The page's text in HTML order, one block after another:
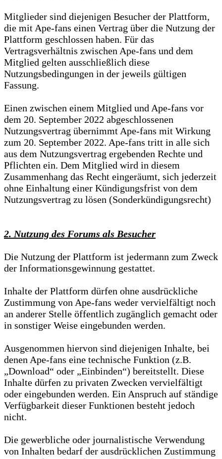
Mitglieder sind diejenigen Besucher der Plattform,
die mit Ape-fans einen Vertrag über die Nutzung der
Plattform geschlossen haben. Für das
Vertragsverhältnis zwischen Ape-fans und dem
Mitglied gelten ausschließlich diese
Nutzungsbedingungen in der jeweils gültigen
Fassung.
Einen zwischen einem Mitglied und Ape-fans vor
dem 20. September 2022 abgeschlossenen
Nutzungsvertrag übernimmt Ape-fans mit Wirkung
zum 20. September 2022. Ape-fans tritt in alle sich
aus dem Nutzungsvertrag ergebenden Rechte und
Pflichten ein. Dem Mitglied wird in diesem
Zusammenhang das Recht eingeräumt, sich jederzeit
ohne Einhaltung einer Kündigungsfrist von dem
Nutzungsvertrag zu lösen (Sonderkündigungsrecht)
2. Nutzung des Forums als Besucher
Die Nutzung der Plattform ist jedermann zum Zweck
der Informationsgewinnung gestattet.
Inhalte der Plattform dürfen ohne ausdrückliche
Zustimmung von Ape-fans weder vervielfältigt noch
an anderer Stelle öffentlich zugänglich gemacht oder
in sonstiger Weise eingebunden werden.
Ausgenommen hiervon sind diejenigen Inhalte, bei
denen Ape-fans eine technische Funktion (z.B.
„Download“ oder „Einbinden“) bereitstellt. Diese
Inhalte dürfen zu privaten Zwecken vervielfältigt
oder eingebunden werden. Ein Anspruch auf ständige
Verfügbarkeit dieser Funktionen besteht jedoch
nicht.
Die gewerbliche oder journalistische Verwendung
von Inhalten bedarf der ausdrücklichen Zustimmung